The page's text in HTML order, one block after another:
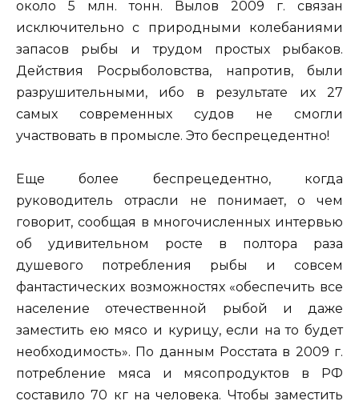
около 5 млн. тонн. Вылов 2009 г. связан
исключительно с природными колебаниями
запасов рыбы и трудом простых рыбаков.
Действия Росрыболовства, напротив, были
разрушительными, ибо в результате их 27
самых современных судов не смогли
участвовать в промысле. Это беспрецедентно!
Еще более беспрецедентно, когда
руководитель отрасли не понимает, о чем
говорит, сообщая в многочисленных интервью
об удивительном росте в полтора раза
душевого потребления рыбы и совсем
фантастических возможностях «обеспечить все
население отечественной рыбой и даже
заместить ею мясо и курицу, если на то будет
необходимость». По данным Росстата в 2009 г.
потребление мяса и мясопродуктов в РФ
составило 70 кг на человека. Чтобы заместить